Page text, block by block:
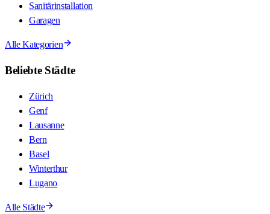
Sanitärinstallation
Garagen
Alle Kategorien
Beliebte Städte
Zürich
Genf
Lausanne
Bern
Basel
Winterthur
Lugano
Alle Städte